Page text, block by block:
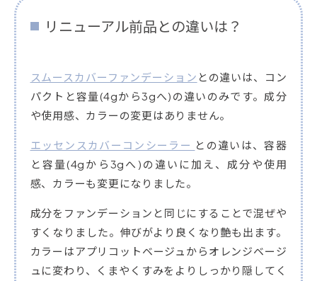
リニューアル前品との違いは？
スムースカバーファンデーション との違いは、コン
パクトと容量(4gから3gへ)の違いのみです。成分
や使用感、カラーの変更はありません。
エッセンスカバーコンシーラー との違いは、容器
と容量(4gから3gへ)の違いに加え、成分や使用
感、カラーも変更になりました。
成分をファンデーションと同じにすることで混ぜや
すくなりました。伸びがより良くなり艶も出ます。
カラーはアプリコットベージュからオレンジベージ
ュに変わり、くまやくすみをよりしっかり隠してく